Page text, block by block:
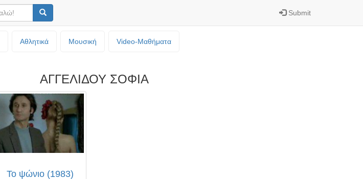
Submit
Αθλητικά Μουσική Video-Mαθήματα
ΑΓΓΕΛΙΔΟΥ ΣΟΦΙΑ
Το ψώνιο (1983)